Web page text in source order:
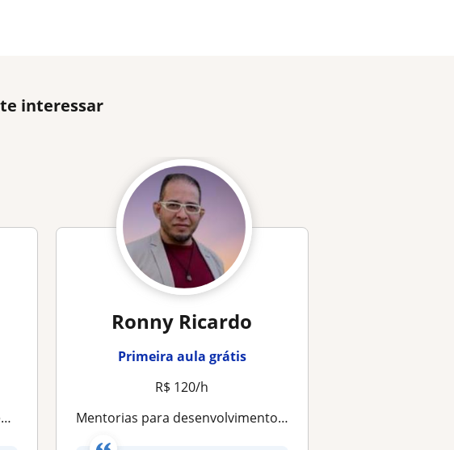
interessar
Ronny Ricardo
Primeira aula grátis
R$ 120/h
Mentorias para desenvolvimento linguístico do espanhol